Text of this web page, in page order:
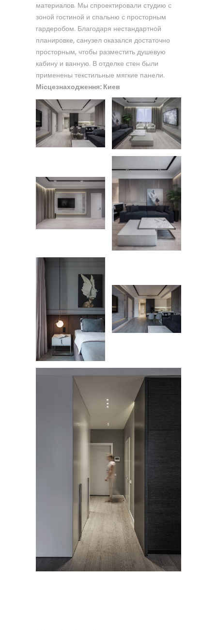
материалов. Мы спроектировали студию с
зоной гостиной и спальню с просторным
гардеробом. Благодаря нестандартной
планировке, санузел оказался достаточно
просторным, чтобы разместить душевую
кабину и ванную. В отделке стен были
применены текстильные мягкие панели.
Місцезнаходження: Киев